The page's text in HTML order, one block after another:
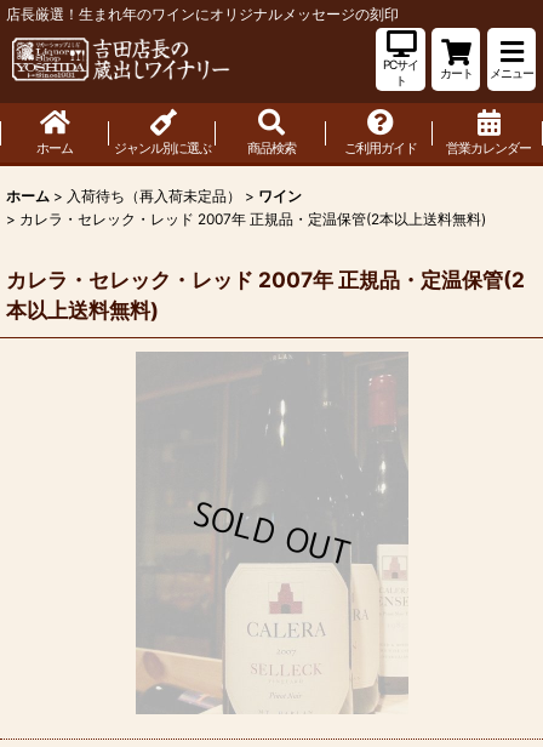
店長厳選！生まれ年のワインにオリジナルメッセージの刻印
PCサイ
ト
カート メニュー
ホーム ジャンル別に選ぶ 商品検索 ご利用ガイド 営業カレンダー
ホーム > 入荷待ち（再入荷未定品） > ワイン
> カレラ・セレック・レッド 2007年 正規品・定温保管(2本以上送料無料)
カレラ・セレック・レッド 2007年 正規品・定温保管(2
本以上送料無料)